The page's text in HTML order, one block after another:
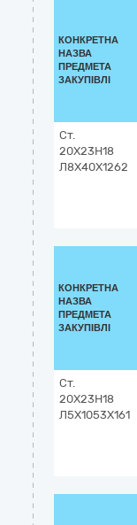
КОНКРЕТНА
НАЗВА
ПРЕДМЕТА
ЗАКУПІВЛІ
Ст.
20Х23Н18
Л8Х40Х1262
КОНКРЕТНА
НАЗВА
ПРЕДМЕТА
ЗАКУПІВЛІ
Ст.
20Х23Н18
Л5Х1053Х161